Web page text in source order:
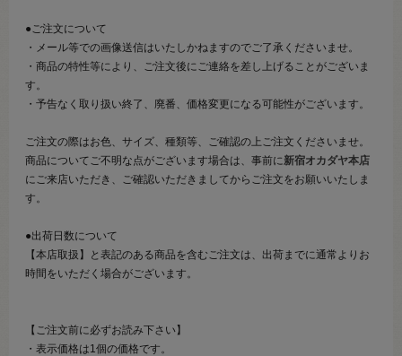
●ご注文について
・メール等での画像送信はいたしかねますのでご了承くださいませ。
・商品の特性等により、ご注文後にご連絡を差し上げることがございま
す。
・予告なく取り扱い終了、廃番、価格変更になる可能性がございます。
ご注文の際はお色、サイズ、種類等、ご確認の上ご注文くださいませ。
商品についてご不明な点がございます場合は、事前に新宿オカダヤ本店
にご来店いただき、ご確認いただきましてからご注文をお願いいたしま
す。
●出荷日数について
【本店取扱】と表記のある商品を含むご注文は、出荷までに通常よりお
時間をいただく場合がございます。
【ご注文前に必ずお読み下さい】
・表示価格は1個の価格です。